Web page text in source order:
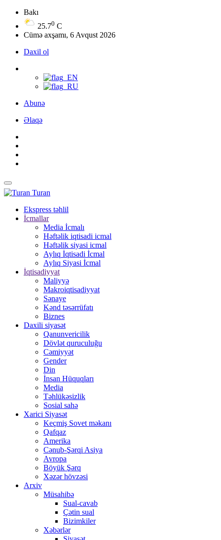
Bakı
25.70 C
Cümə axşamı, 6 Avqust 2026
Daxil ol
Abunə
Əlaqə
Turan
Ekspress təhlil
İcmallar
Media İcmalı
Həftəlik iqtisadi icmal
Həftəlik siyasi icmal
Aylıq İqtisadi İcmal
Aylıq Siyasi İcmal
İqtisadiyyat
Maliyyə
Makroiqtisadiyyat
Sənaye
Kənd təsərrüfatı
Biznes
Daxili siyasət
Qanunvericilik
Dövlət quruculuğu
Cəmiyyət
Gender
Din
İnsan Hüquqları
Media
Təhlükəsizlik
Sosial sahə
Xarici Siyasət
Keçmiş Sovet məkanı
Qafqaz
Amerika
Cənub-Şərqi Asiya
Avropa
Böyük Şərq
Xəzər hövzəsi
Arxiv
Müsahibə
Sual-cavab
Çətin sual
Bizimkiler
Xəbərlər